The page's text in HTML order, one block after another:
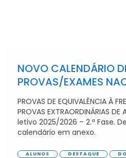
NOVO CALENDÁRIO
PROVAS/EXAMES
PROVAS DE EQUIVALÊNCIA À
PROVAS EXTRAORDINÁRIAS
letivo 2025/2026 – 2.ª Fase.
calendário em anexo.
ALUNOS DESTAQUE